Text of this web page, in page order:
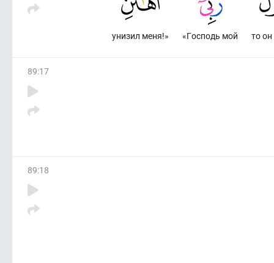
то
«Господь мой
унизил меня!»
89:17
89:18